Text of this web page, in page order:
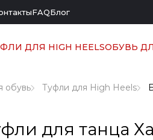
FAQБлог
ДЛЯ HIGH HEELSОБУВЬ
обувь Туфли для High Heels
для танца